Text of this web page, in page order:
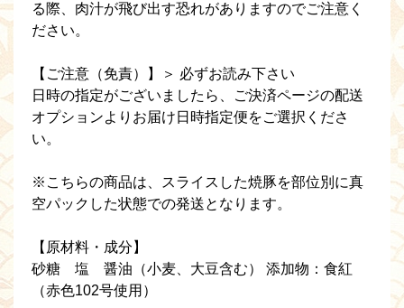
る際、肉汁が飛び出す恐れがありますのでご注意く
ださい。
【ご注意（免責）】＞ 必ずお読み下さい
日時の指定がございましたら、ご決済ページの配送
オプションよりお届け日時指定便をご選択くださ
い。
※こちらの商品は、スライスした焼豚を部位別に真
空パックした状態での発送となります。
【原材料・成分】
砂糖 塩 醤油（小麦、大豆含む） 添加物：食紅
（赤色102号使用）